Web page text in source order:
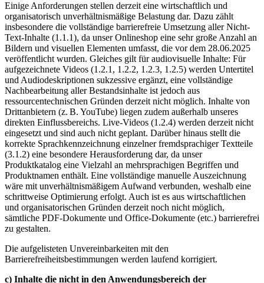
Einige Anforderungen stellen derzeit eine wirtschaftlich und
organisatorisch unverhältnismäßige Belastung dar. Dazu zählt
insbesondere die vollständige barrierefreie Umsetzung aller Nicht-
Text-Inhalte (1.1.1), da unser Onlineshop eine sehr große Anzahl an
Bildern und visuellen Elementen umfasst, die vor dem 28.06.2025
veröffentlicht wurden. Gleiches gilt für audiovisuelle Inhalte: Für
aufgezeichnete Videos (1.2.1, 1.2.2, 1.2.3, 1.2.5) werden Untertitel
und Audiodeskriptionen sukzessive ergänzt, eine vollständige
Nachbearbeitung aller Bestandsinhalte ist jedoch aus
ressourcentechnischen Gründen derzeit nicht möglich. Inhalte von
Drittanbietern (z. B. YouTube) liegen zudem außerhalb unseres
direkten Einflussbereichs. Live-Videos (1.2.4) werden derzeit nicht
eingesetzt und sind auch nicht geplant. Darüber hinaus stellt die
korrekte Sprachkennzeichnung einzelner fremdsprachiger Textteile
(3.1.2) eine besondere Herausforderung dar, da unser
Produktkatalog eine Vielzahl an mehrsprachigen Begriffen und
Produktnamen enthält. Eine vollständige manuelle Auszeichnung
wäre mit unverhältnismäßigem Aufwand verbunden, weshalb eine
schrittweise Optimierung erfolgt. Auch ist es aus wirtschaftlichen
und organisatorischen Gründen derzeit noch nicht möglich,
sämtliche PDF-Dokumente und Office-Dokumente (etc.) barrierefrei
zu gestalten.
Die aufgelisteten Unvereinbarkeiten mit den
Barrierefreiheitsbestimmungen werden laufend korrigiert.
c) Inhalte die nicht in den Anwendungsbereich der